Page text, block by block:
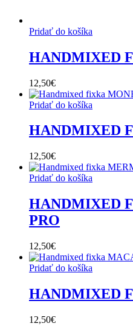
Pridať do košíka
HANDMIXED
12,50€
Pridať do košíka
HANDMIXED
12,50€
Pridať do košíka
HANDMIXED
PRO
12,50€
Pridať do košíka
HANDMIXED
12,50€